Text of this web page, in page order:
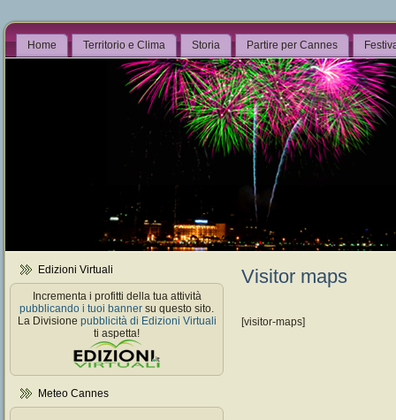
Home Territorio e Clima Storia Partire per Cannes
Edizioni Virtuali
Incrementa i profitti della tua attività
pubblicando i tuoi banner su questo sito.
La Divisione pubblicità di Edizioni Virtuali
ti aspetta!
Meteo Cannes
Visitor maps
[visitor-maps]